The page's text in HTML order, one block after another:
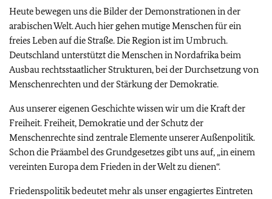
Heute bewegen uns die Bilder der Demonstrationen in der
arabischen Welt. Auch hier gehen mutige Menschen für ein
freies Leben auf die Straße. Die Region ist im Umbruch.
Deutschland unterstützt die Menschen in Nordafrika beim
Ausbau rechtsstaatlicher Strukturen, bei der Durchsetzung von
Menschenrechten und der Stärkung der Demokratie.
Aus unserer eigenen Geschichte wissen wir um die Kraft der
Freiheit. Freiheit, Demokratie und der Schutz der
Menschenrechte sind zentrale Elemente unserer Außenpolitik.
Schon die Präambel des Grundgesetzes gibt uns auf, „in einem
vereinten Europa dem Frieden in der Welt zu dienen“.
Friedenspolitik bedeutet mehr als unser engagiertes Eintreten